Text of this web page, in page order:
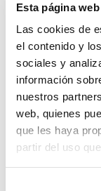
Esta página
Las cookies de
el contenido y
sociales y
información
nuestros
web, quienes
que les haya
partir del uso
El
Cumplidos los
rendimiento de
cubierta de
este periodo: